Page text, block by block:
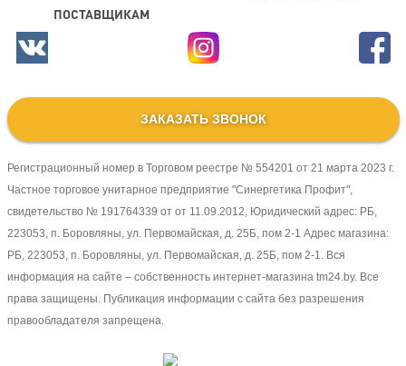
ПОСТАВЩИКАМ
ЗАКАЗАТЬ ЗВОНОК
Регистрационный номер в Торговом реестре № 554201 от 21 марта 2023 г.
Частное торговое унитарное предприятие "Синергетика Профит",
свидетельство № 191764339 от от 11.09.2012, Юридический адрес: РБ,
223053, п. Боровляны, ул. Первомайская, д. 25Б, пом 2-1 Адрес магазина:
РБ, 223053, п. Боровляны, ул. Первомайская, д. 25Б, пом 2-1. Вся
информация на сайте – собственность интернет-магазина tm24.by. Все
права защищены. Публикация информации с сайта без разрешения
правообладателя запрещена.